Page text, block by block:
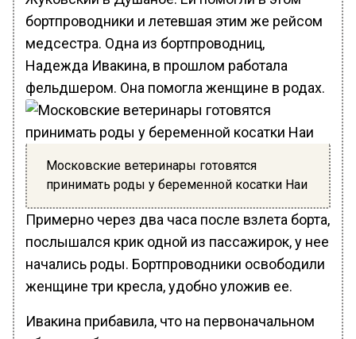
бортпроводники и летевшая этим же рейсом
медсестра. Одна из бортпроводниц,
Надежда Ивакина, в прошлом работала
фельдшером. Она помогла женщине в родах.
Московские ветеринары готовятся
принимать роды у беременной косатки Наи
Примерно через два часа после взлета борта,
послышался крик одной из пассажирок, у нее
начались роды. Бортпроводники освободили
женщине три кресла, удобно уложив ее.
Ивакина прибавила, что на первоначальном